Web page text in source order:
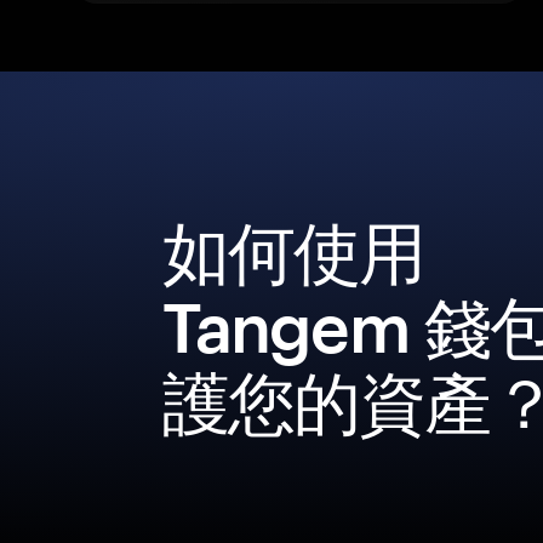
如何使用
Tangem 錢
護您的資產